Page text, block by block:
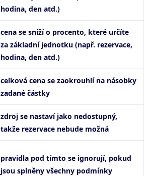
hodina, den atd.)
cena se sníží o procento, které určíte
za základní jednotku (např. rezervace,
hodina, den atd.)
celková cena se zaokrouhlí na násobky
zadané částky
zdroj se nastaví jako nedostupný,
takže rezervace nebude možná
pravidla pod tímto se ignorují, pokud
jsou splněny všechny podmínky